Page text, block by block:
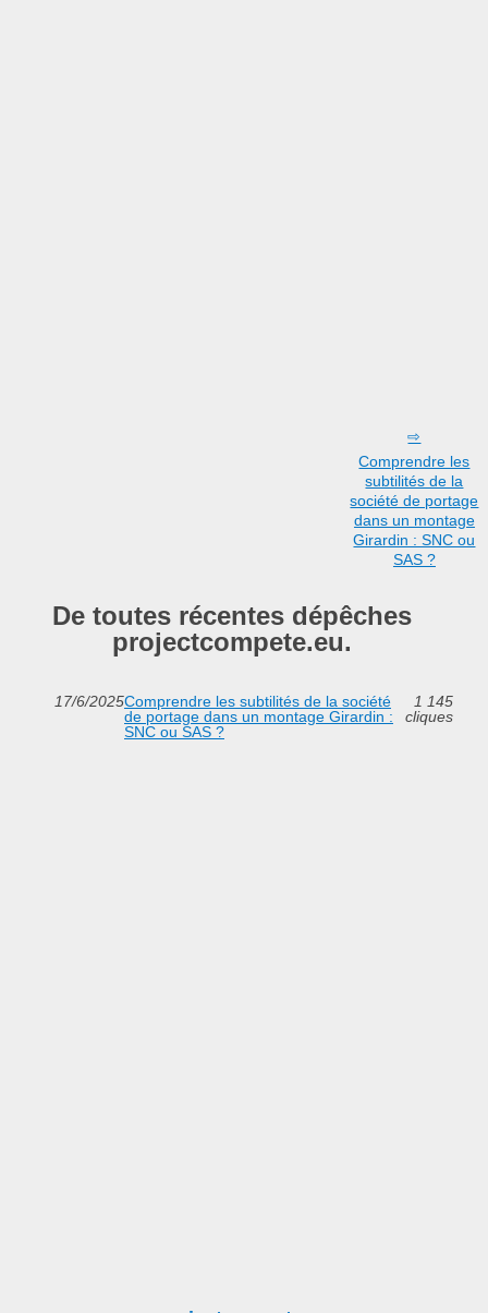
Comprendre les
subtilités de la
société de portage
dans un montage
Girardin : SNC ou
SAS ?
De toutes récentes dépêches
projectcompete.eu.
17/6/2025Comprendre les subtilités de la société
de portage dans un montage Girardin :
SNC ou SAS ?
1 145
cliques